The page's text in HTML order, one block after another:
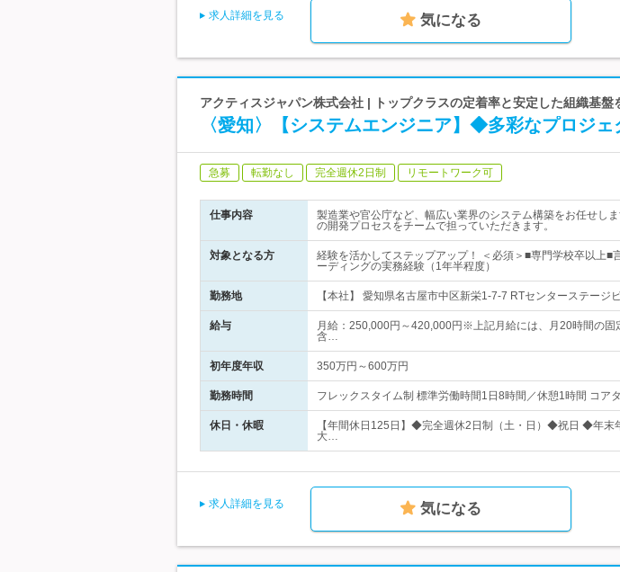
求人詳細を見る 気になる
アクティスジャパン株式会社 | トップクラスの定着率と安定した組織基盤
〈愛知〉【システムエンジニア】◆多彩なプロジェ
急募 転勤なし 完全週休2日制 リモートワーク可
仕事内容
製造業や官公庁など、幅広い業界のシステム構築をお任せし
の開発プロセスをチームで担っていただきます。
対象となる方
経験を活かしてステップアップ！ ＜必須＞■専門学校卒以上■
ーディングの実務経験（1年半程度）
勤務地 【本社】 愛知県名古屋市中区新栄1-7-7 RTセンターステー
給与
月給：250,000円～420,000円※上記月給には、月20時間の
含…
初年度年収 350万円～600万円
勤務時間 フレックスタイム制 標準労働時間1日8時間／休憩1時間 コ
休日・休暇
【年間休日125日】◆完全週休2日制（土・日）◆祝日 ◆年末
大…
求人詳細を見る 気になる